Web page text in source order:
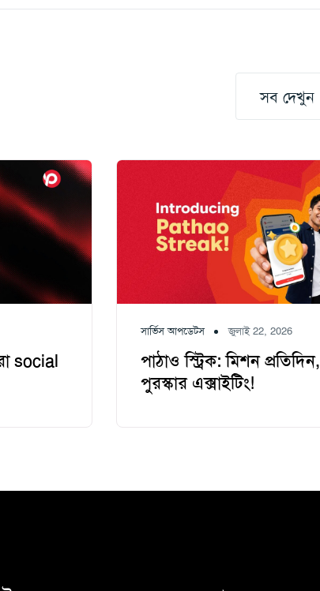
সব দেখুন
social
সার্ভিস আপডেটস জুলাই 22, 2026
পাঠাও স্ট্রিক: মিশন প্রতিদিন,
পুরস্কার এক্সাইটিং!